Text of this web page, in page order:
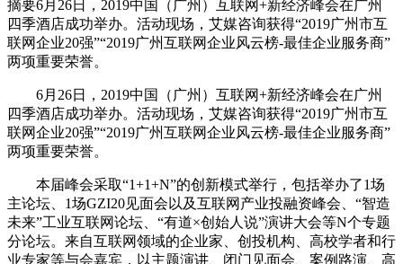
摘要6月26日，2019中国（广州）互联网+新经济峰会在广州
四季酒店成功举办。活动现场，艾媒咨询获得“2019广州市互
联网企业20强”“2019广州互联网企业风云榜-最佳企业服务商”
两项重要荣誉。
6月26日，2019中国（广州）互联网+新经济峰会在广州
四季酒店成功举办。活动现场，艾媒咨询获得“2019广州市互
联网企业20强”“2019广州互联网企业风云榜-最佳企业服务商”
两项重要荣誉。
本届峰会采取“1+1+N”的创新模式举行，包括举办了1场
主论坛、1场GZI20见面会以及互联网产业投融资峰会、“智造
未来”工业互联网论坛、“有道×创始人说”演讲大会等N个专题
分论坛。来自互联网领域的企业家、创投机构、高校学者和行
业专家等与会嘉宾，以主题演讲、闭门见面会、案例路演、高